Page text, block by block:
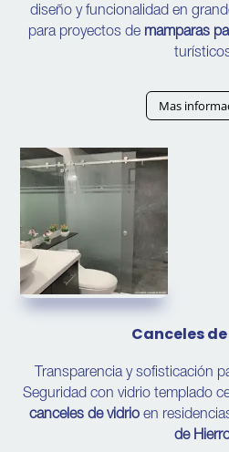
diseño y funcionalidad en
para proyectos de mamparas
Mas
Canceles
Transparencia y sofisticación
Seguridad con vidrio templado
canceles de vidrioen
de